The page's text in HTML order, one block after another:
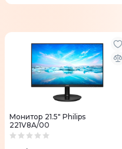
Монитор 21.5" Philips
221V8A/00